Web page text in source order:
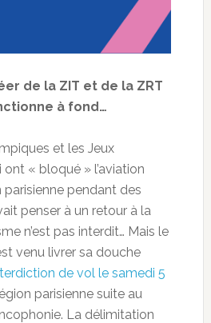
de la ZIT et de la ZRT
à fond…
et les Jeux
« bloqué » l’aviation
parisienne pendant des
penser à un retour à la
n’est pas interdit… Mais le
venu livrer sa douche
de vol le samedi 5
parisienne suite au
La délimitation